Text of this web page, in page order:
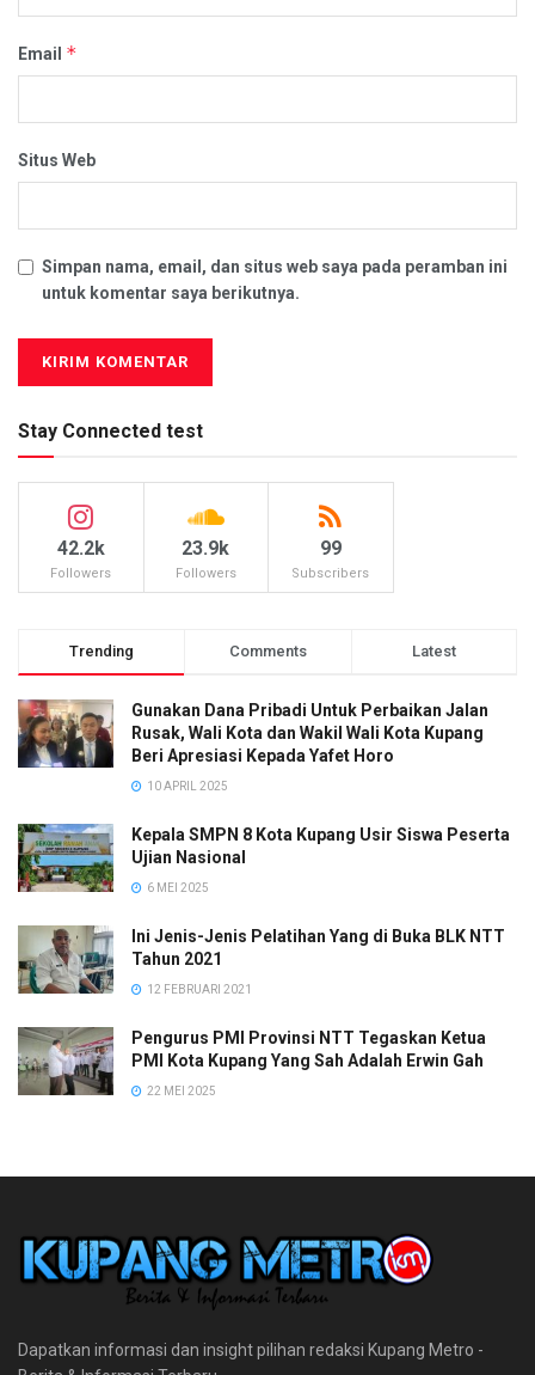
Email *
Situs Web
Simpan nama, email, dan situs web saya pada peramban ini
untuk komentar saya berikutnya.
Stay Connected test
42.2k
Followers
23.9k
Followers
99
Subscribers
Trending Comments Latest
Gunakan Dana Pribadi Untuk Perbaikan Jalan
Rusak, Wali Kota dan Wakil Wali Kota Kupang
Beri Apresiasi Kepada Yafet Horo
10 APRIL 2025
Kepala SMPN 8 Kota Kupang Usir Siswa Peserta
Ujian Nasional
6 MEI 2025
Ini Jenis-Jenis Pelatihan Yang di Buka BLK NTT
Tahun 2021
12 FEBRUARI 2021
Pengurus PMI Provinsi NTT Tegaskan Ketua
PMI Kota Kupang Yang Sah Adalah Erwin Gah
22 MEI 2025
Dapatkan informasi dan insight pilihan redaksi Kupang Metro -